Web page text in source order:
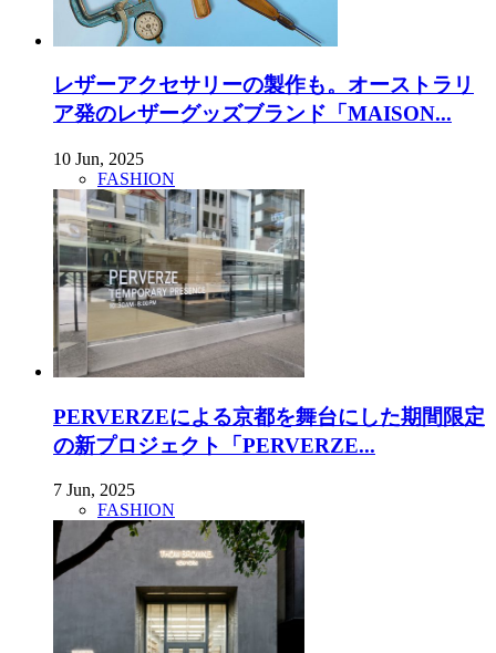
レザーアクセサリーの製作も。オーストラリ
ア発のレザーグッズブランド「MAISON...
10 Jun, 2025
FASHION
PERVERZEによる京都を舞台にした期間限定
の新プロジェクト「PERVERZE...
7 Jun, 2025
FASHION